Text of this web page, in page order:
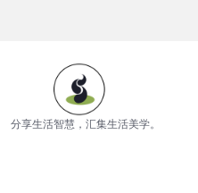
分享生活智慧，汇集生活美学。